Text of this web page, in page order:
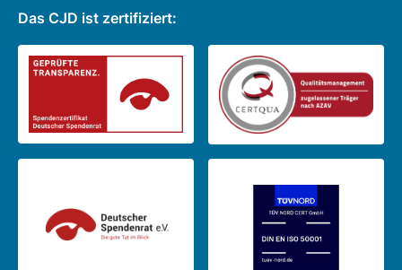
Das CJD ist zertifiziert: